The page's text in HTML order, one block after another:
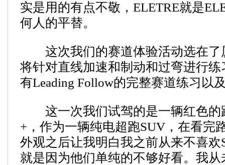
实是用的有点不敬，ELETRE就是
何人的平替。
这次我们的赛道体验活动选在了
将针对直线加速和制动和过弯进行
有Leading Follow的完整赛道练习以
这一次我们试驾的是一辆红色的
+，作为一辆纯电超跑SUV，在看完
外观之后让我明白我之前从来不喜
就是因为他们单纯的不够好看。我从